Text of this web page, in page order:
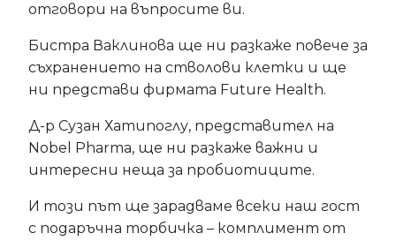
отговори на въпросите ви.
Бистра Ваклинова ще ни разкаже повече за
съхранението на стволови клетки и ще
ни представи фирмата Future Health.
Д-р Сузан Хатипоглу, представител на
Nobel Pharma, ще ни разкаже важни и
интересни неща за пробиотиците.
И този път ще зарадваме всеки наш гост
с подаръчна торбичка – комплимент от